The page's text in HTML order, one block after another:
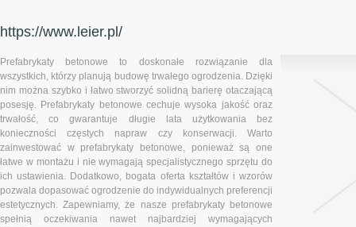
https://www.leier.pl/
Prefabrykaty betonowe to doskonałe rozwiązanie dla
wszystkich, którzy planują budowę trwałego ogrodzenia. Dzięki
nim można szybko i łatwo stworzyć solidną barierę otaczającą
posesję. Prefabrykaty betonowe cechuje wysoka jakość oraz
trwałość, co gwarantuje długie lata użytkowania bez
konieczności częstych napraw czy konserwacji. Warto
zainwestować w prefabrykaty betonowe, ponieważ są one
łatwe w montażu i nie wymagają specjalistycznego sprzętu do
ich ustawienia. Dodatkowo, bogata oferta kształtów i wzorów
pozwala dopasować ogrodzenie do indywidualnych preferencji
estetycznych. Zapewniamy, że nasze prefabrykaty betonowe
spełnią oczekiwania nawet najbardziej wymagających